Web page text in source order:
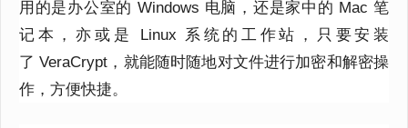
用的是办公室的 Windows 电脑，还是家中的 Mac笔
记本，亦或是 Linux 系统的工作站，只要安装
了VeraCrypt ，就能随时随地对文件进行加密和解密操
作，方便快捷。